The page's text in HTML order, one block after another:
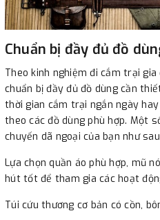
Chuẩn bị đầy đủ đồ
Theo kinh nghiệm đi cắm trại
chuẩn bị đầy đủ đồ dùng cần
thời gian cắm trại ngắn ngày
theo các đồ dùng phù hợp. Một
chuyến dã ngoại của bạn như
Lựa chọn quần áo phù hợp, mũ
hút tốt để tham gia các hoạt
Túi cứu thương cơ bản có cồn,